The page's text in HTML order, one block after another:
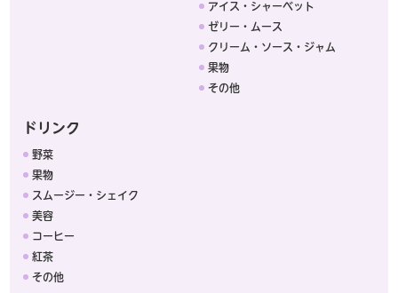
アイス・シャーベット
ゼリー・ムース
クリーム・ソース・ジャム
果物
その他
ドリンク
野菜
果物
スムージー・シェイク
美容
コーヒー
紅茶
その他